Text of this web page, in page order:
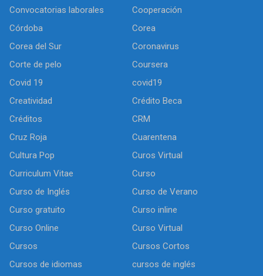
Convocatorias laborales
Cooperación
Córdoba
Corea
Corea del Sur
Coronavirus
Corte de pelo
Coursera
Covid 19
covid19
Creatividad
Crédito Beca
Créditos
CRM
Cruz Roja
Cuarentena
Cultura Pop
Curos Virtual
Curriculum Vitae
Curso
Curso de Inglés
Curso de Verano
Curso gratuito
Curso inline
Curso Online
Curso Virtual
Cursos
Cursos Cortos
Cursos de idiomas
cursos de inglés